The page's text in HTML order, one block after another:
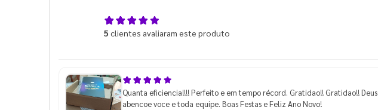
5 clientes avaliaram este produto
Quanta eficiencia!!!! Perfeito e em tempo récord. Gratidao!! Gratidao!! Deus
abencoe voce e toda equipe. Boas Festas e Feliz Ano Novo!